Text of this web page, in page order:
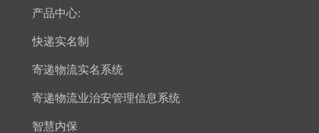
产品中心:
快递实名制
寄递物流实名系统
寄递物流业治安管理信息系统
智慧内保